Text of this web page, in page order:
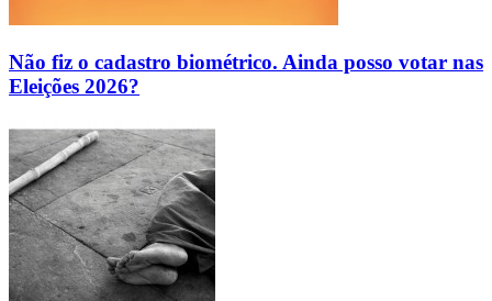
Não fiz o cadastro biométrico. Ainda posso votar nas
Eleições 2026?